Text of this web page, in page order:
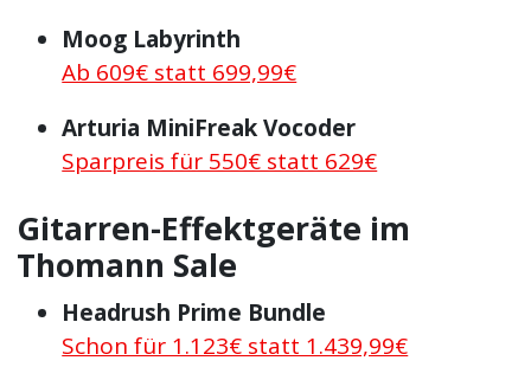
Moog Labyrinth
Ab 609€ statt 699,99€
Arturia MiniFreak Vocoder
Sparpreis für 550€ statt 629€
Gitarren-Effektgeräte im
Thomann Sale
Headrush Prime Bundle
Schon für 1.123€ statt 1.439,99€